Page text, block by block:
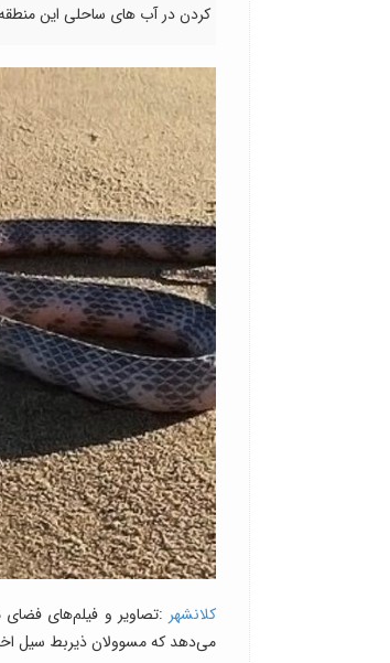
کردن در آب های ساحلی این
کلانشهر :تصاویر و فیلم‌های
می‌دهد که مسوولان ذیربط سیل